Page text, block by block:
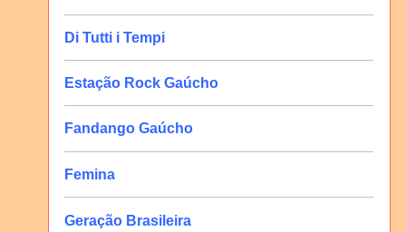
Di Tutti i Tempi
Estação Rock Gaúcho
Fandango Gaúcho
Femina
Geração Brasileira